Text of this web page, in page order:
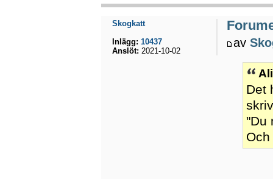
av
Det
"Du
Skogkatt
Inlägg: 10437
Anslöt: 2021-10-02